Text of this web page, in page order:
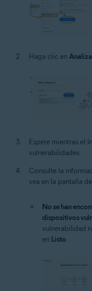
Haga clic en
Espere mientras el
vulnerabilidades.
Consulte la
vea en la pantalla
No se han
dispositivos
vulnerabilidad
en Listo